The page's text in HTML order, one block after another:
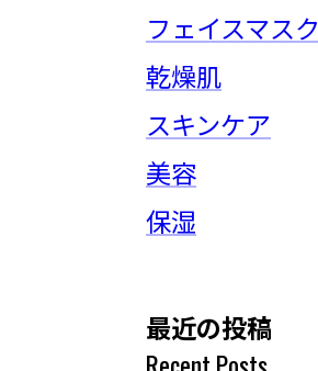
フェイスマスク
乾燥肌
スキンケア
美容
保湿
最近の投稿